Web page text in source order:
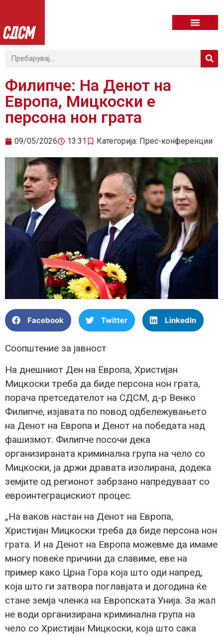
Филипче: На Денот на
Европа, Мицкоски е
персона нон грата
09/05/2026 13:31 Категорија: Прес-конференции
Facebook Twitter LinkedIn
Соопштение за јавност
На днешниот Ден на Европа, Христијан
Мицкоски треба да биде персона нон грата,
порача претседателот на СДСМ, д-р Венко
Филипче, изјавата по повод одбележувањето
на Денот на Европа и Денот на победата над
фашизмот. Филипче посочи дека
организираната криминална група на чело со
Мицкоски, ја држи дравата изолирана, додека
земјите од регионот забрзано напредуваат со
евроинтеграцискиот процес.
„На ваков настан на Денот на Европа,
Христијан Мицкоски треба да биде персона нон
грата. И на Денот на Европа можевме да имаме
многу повеќе причини да славиме, еве на
пример како Црна Гора која што оди напред,
која што ги затвора поглавјата и догодина ќе
стане земја членка на Европската Унија. За жал
не води организирана криминална група на
чело со Христијан Мицкоски, која што сака